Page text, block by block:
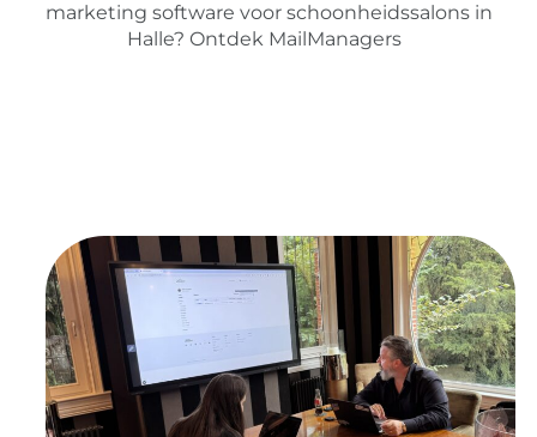
marketing software voor schoonheidssalons in
Halle? Ontdek MailManagers